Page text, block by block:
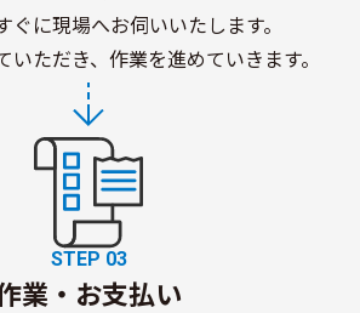
に現場へお伺いいたします。
いただき、作業を進めていきます。
STEP 03
業・お支払い